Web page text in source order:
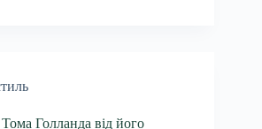
Голланда від його